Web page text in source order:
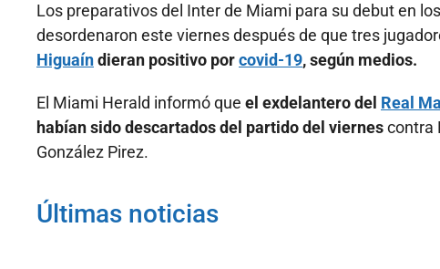
Los preparativos del Inter de Miami para su debut en
desordenaron este viernes después de que tres
Higuaíndieran positivo porcovid-19, según medios.
El Miami Herald informó que el exdelantero del Real
habían sido descartados del partido del viernescontra
González Pirez.
Últimas noticias